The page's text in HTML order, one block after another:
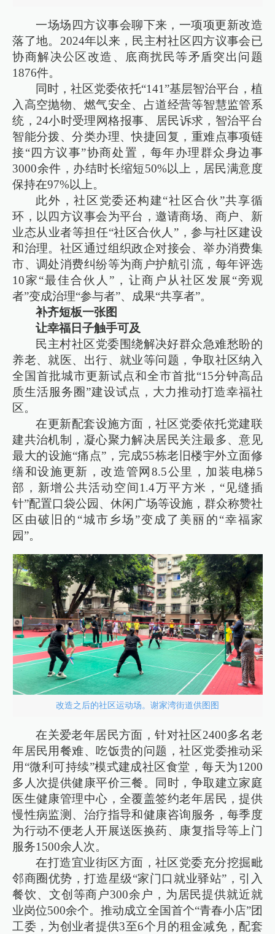
一场场四方议事会聊下来，一项项更新改造
落了地。2024年以来，民主村社区四方议事会已
协商解决公区改造、底商扰民等矛盾突出问题
1876件。
同时，社区党委依托“141”基层智治平台，植
入高空抛物、燃气安全、占道经营等智慧监管系
统，24小时受理网格报事、居民诉求，智治平台
智能分拨、分类办理、快捷回复，重难点事项链
接“四方议事”协商处置，每年办理群众身边事
3000余件，办结时长缩短50%以上，居民满意度
保持在97%以上。
此外，社区党委还构建“社区合伙”共享循
环，以四方议事会为平台，邀请商场、商户、新
业态从业者等担任“社区合伙人”，参与社区建设
和治理。社区通过组织政企对接会、举办消费集
市、调处消费纠纷等为商户护航引流，每年评选
10家“最佳合伙人”，让商户从社区发展“旁观
者”变成治理“参与者”、成果“共享者”。
补齐短板一张图
让幸福日子触手可及
民主村社区党委围绕解决好群众急难愁盼的
养老、就医、出行、就业等问题，争取社区纳入
全国首批城市更新试点和全市首批“15分钟高品
质生活服务圈”建设试点，大力推动打造幸福社
区。
在更新配套设施方面，社区党委依托党建联
建共治机制，凝心聚力解决居民关注最多、意见
最大的设施“痛点”，完成55栋老旧楼宇外立面修
缮和设施更新，改造管网8.5公里，加装电梯5
部，新增公共活动空间1.4万平方米，“见缝插
针”配置口袋公园、休闲广场等设施，群众称赞社
区由破旧的“城市乡场”变成了美丽的“幸福家
园”。
改造之后的社区运动场。谢家湾街道供图图
在关爱老年居民方面，针对社区2400多名老
年居民用餐难、吃饭贵的问题，社区党委推动采
用“微利可持续”模式建成社区食堂，每天为1200
多人次提供健康平价三餐。同时，争取建立家庭
医生健康管理中心，全覆盖签约老年居民，提供
慢性病监测、治疗指导和健康咨询服务，每季度
为行动不便老人开展送医换药、康复指导等上门
服务1500余人次。
在打造宜业街区方面，社区党委充分挖掘毗
邻商圈优势，打造星级“家门口就业驿站”，引入
餐饮、文创等商户300余户，为居民提供就近就
业岗位500余个。推动成立全国首个“青春小店”团
工委，为创业者提供3至6个月的租金减免，配套